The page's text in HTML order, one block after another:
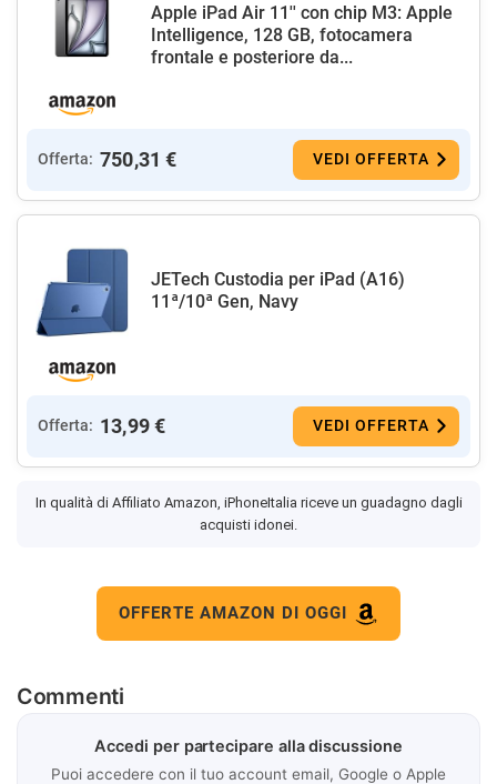
Apple iPad Air 11'' con chip M3: Apple
Intelligence, 128 GB, fotocamera
frontale e posteriore da...
Offerta: 750,31 € VEDI OFFERTA
JETech Custodia per iPad (A16)
11ª/10ª Gen, Navy
Offerta: 13,99 € VEDI OFFERTA
In qualità di Affiliato Amazon, iPhoneItalia riceve un guadagno dagli
acquisti idonei.
OFFERTE AMAZON DI OGGI
Commenti
Accedi per partecipare alla discussione
Puoi accedere con il tuo account email, Google o Apple